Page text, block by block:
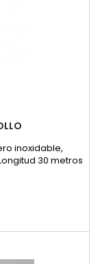
inoxidable,
30 metros